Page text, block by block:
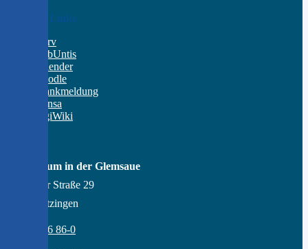
Wichtige Links
IServ
WebUntis
Kalender
Moodle
Krankmeldung
Mensa
DigiWiki
Gymnasium in der Glemsaue
Gröninger Straße 29
71254 Ditzingen
07156 - 96 86-0